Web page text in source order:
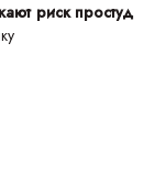
риск простуд